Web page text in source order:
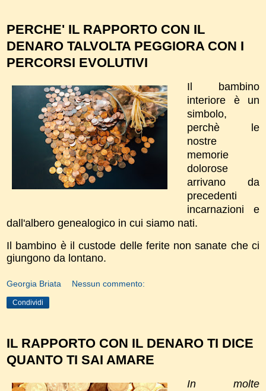
PERCHE' IL RAPPORTO CON IL
DENARO TALVOLTA PEGGIORA CON I
PERCORSI EVOLUTIVI
Il bambino
interiore è un
simbolo,
perchè le
nostre
memorie
dolorose
arrivano da
precedenti
incarnazioni e
dall'albero genealogico in cui siamo nati.
Il bambino è il custode delle ferite non sanate che ci
giungono da lontano.
Georgia Briata Nessun commento:
Condividi
IL RAPPORTO CON IL DENARO TI DICE
QUANTO TI SAI AMARE
In molte